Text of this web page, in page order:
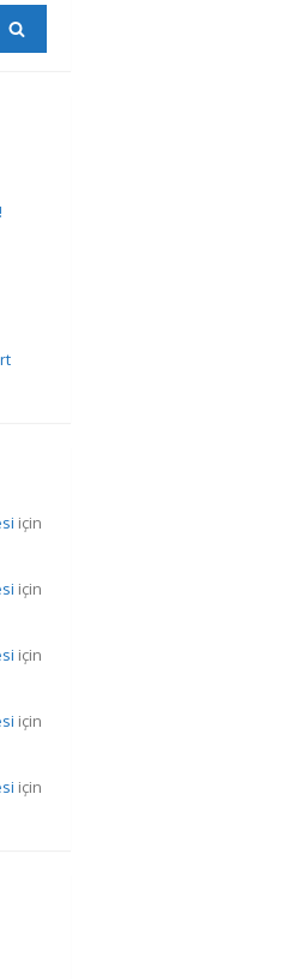
Search
için
için
için
için
için